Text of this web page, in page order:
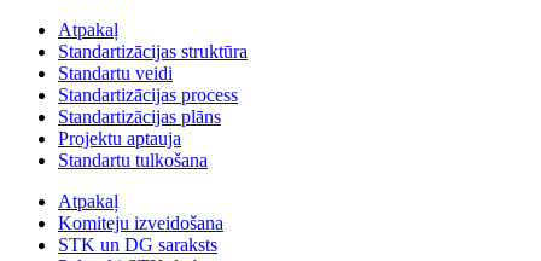
Atpakaļ
Standartizācijas struktūra
Standartu veidi
Standartizācijas process
Standartizācijas plāns
Projektu aptauja
Standartu tulkošana
Atpakaļ
Komiteju izveidošana
STK un DG saraksts